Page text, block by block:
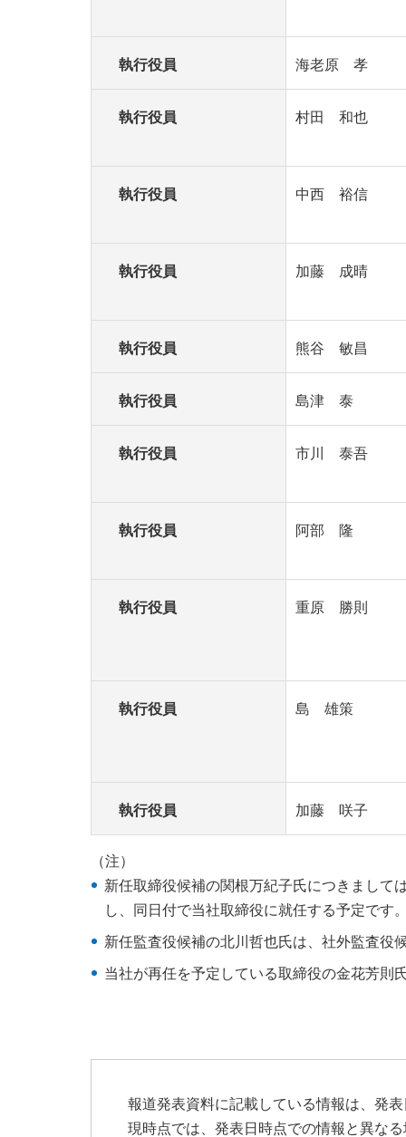
執行役員 海老原 孝
執行役員 村田 和也
執行役員 中西 裕信
執行役員 加藤 成晴
執行役員 熊谷 敏昌
執行役員 島津 泰
執行役員 市川 泰吾
執行役員 阿部 隆
執行役員 重原 勝則
執行役員 島 雄策
執行役員 加藤 咲子
（注）
新任取締役候補の関根万紀子氏につきまして
し、同日付で当社取締役に就任する予定です
新任監査役候補の北川哲也氏は、社外監査役
当社が再任を予定している取締役の金花芳則
報道発表資料に記載している情報は、発
現時点では、発表日時点での情報と異な